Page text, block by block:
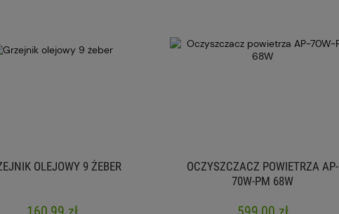
OLEJOWY 9 ŻEBER
OCZYSZCZACZ POWIETRZA AP-
70W-PM 68W